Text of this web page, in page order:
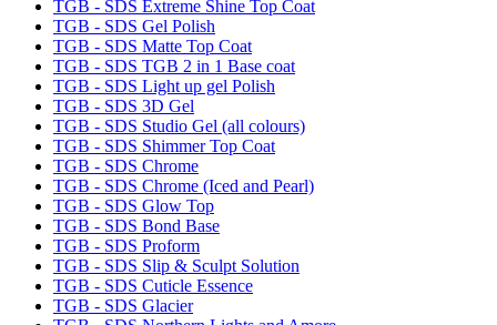
TGB - SDS Extreme Shine Top Coat
TGB - SDS Gel Polish
TGB - SDS Matte Top Coat
TGB - SDS TGB 2 in 1 Base coat
TGB - SDS Light up gel Polish
TGB - SDS 3D Gel
TGB - SDS Studio Gel (all colours)
TGB - SDS Shimmer Top Coat
TGB - SDS Chrome
TGB - SDS Chrome (Iced and Pearl)
TGB - SDS Glow Top
TGB - SDS Bond Base
TGB - SDS Proform
TGB - SDS Slip & Sculpt Solution
TGB - SDS Cuticle Essence
TGB - SDS Glacier